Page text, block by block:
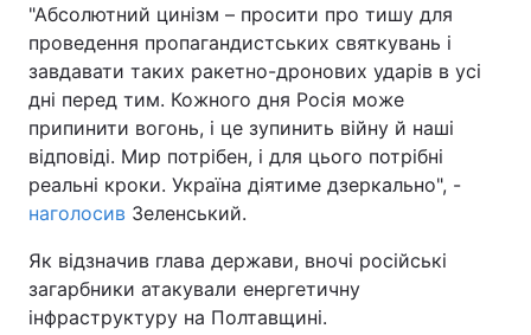
"Абсолютний цинізм – просити про тишу для
проведення пропагандистських святкувань і
завдавати таких ракетно-дронових ударів в усі
дні перед тим. Кожного дня Росія може
припинити вогонь, і це зупинить війну й наші
відповіді. Мир потрібен, і для цього потрібні
реальні кроки. Україна діятиме дзеркально", -
наголосив Зеленський.
Як відзначив глава держави, вночі російські
загарбники атакували енергетичну
інфраструктуру на Полтавщині.